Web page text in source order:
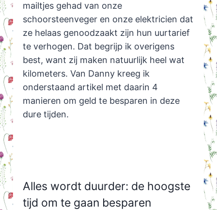
mailtjes gehad van onze
schoorsteenveger en onze elektricien dat
ze helaas genoodzaakt zijn hun uurtarief
te verhogen. Dat begrijp ik overigens
best, want zij maken natuurlijk heel wat
kilometers. Van Danny kreeg ik
onderstaand artikel met daarin 4
manieren om geld te besparen in deze
dure tijden.
Alles wordt duurder: de hoogste
tijd om te gaan besparen